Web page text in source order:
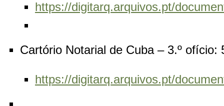
https://digitarq.arquivos.pt/
Cartório Notarial de Cuba – 3.º ofício:
https://digitarq.arquivos.pt/